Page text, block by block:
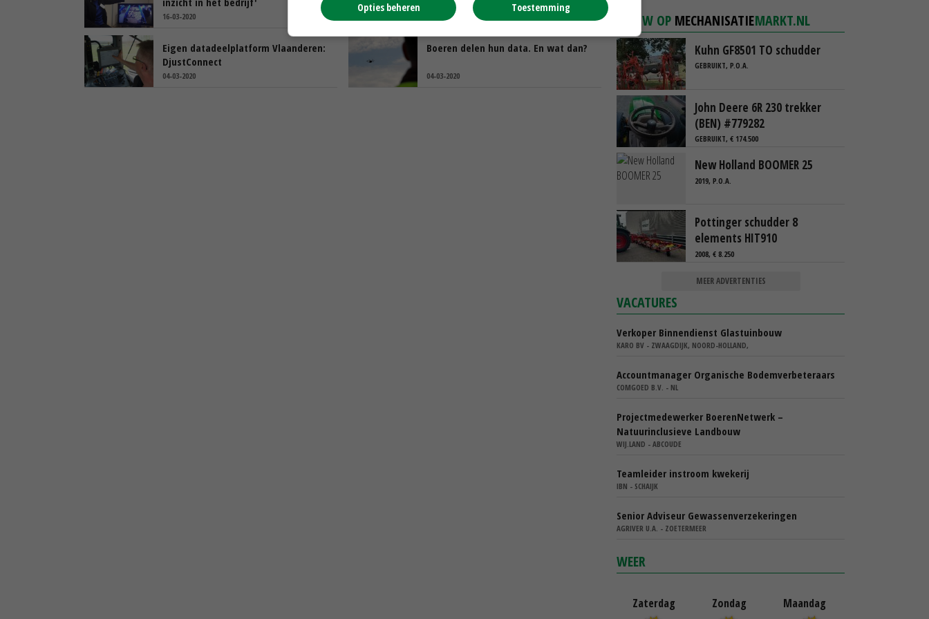
16-03-2020 04-03-2020
Eigen datadeelplatform Vlaanderen:
DjustConnect
04-03-2020
Boeren delen hun data. En wat dan?
04-03-2020
NIEUW OP MECHANISATIEMARKT.NL
Kuhn GF8501 TO schudder
GEBRUIKT, P.O.A.
John Deere 6R 230 trekker
(BEN) #779282
GEBRUIKT, € 174.500
New Holland BOOMER 25
2019, P.O.A.
Pottinger schudder 8
elements HIT910
2008, € 8.250
MEER ADVERTENTIES
VACATURES
Verkoper Binnendienst Glastuinbouw
KARO BV - ZWAAGDIJK, NOORD-HOLLAND,
Accountmanager Organische Bodemverbeteraars
COMGOED B.V. - NL
Projectmedewerker BoerenNetwerk –
Natuurinclusieve Landbouw
WIJ.LAND - ABCOUDE
Teamleider instroom kwekerij
IBN - SCHAIJK
Senior Adviseur Gewassenverzekeringen
AGRIVER U.A. - ZOETERMEER
WEER
Zaterdag Zondag Maandag
Toestemming
Opties beheren